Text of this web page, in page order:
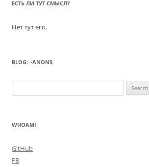
ЕСТЬ ЛИ ТУТ СМЫСЛ?
Нет тут его.
BLOG: ~ANON$
for:
WHOAMI
GitHub
FB